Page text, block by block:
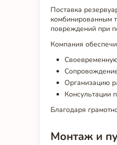
Поставка
комбинированным
повреждений при
Компания
Организацию
Консультации
Благодаря
Монтаж и